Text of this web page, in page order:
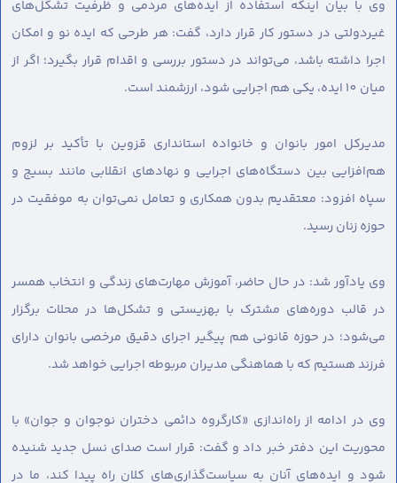
وی با بیان اینکه استفاده از ایده‌های مردمی و ظرفیت تشکل‌های
غیردولتی در دستور کار قرار دارد، گفت: هر طرحی که ایده نو و امکان
اجرا داشته باشد، می‌تواند در دستور بررسی و اقدام قرار بگیرد؛ اگر از
میان 10 ایده، یکی هم اجرایی شود، ارزشمند است.
مدیرکل امور بانوان و خانواده استانداری قزوین با تأکید بر لزوم
هم‌افزایی بین دستگاه‌های اجرایی و نهادهای انقلابی مانند بسیج و
سپاه افزود: معتقدیم بدون همکاری و تعامل نمی‌توان به موفقیت در
حوزه زنان رسید.
وی یادآور شد: در حال حاضر، آموزش مهارت‌های زندگی و انتخاب همسر
در قالب دوره‌های مشترک با بهزیستی و تشکل‌ها در محلات برگزار
می‌شود؛ در حوزه قانونی هم پیگیر اجرای دقیق مرخصی بانوان دارای
فرزند هستیم که با هماهنگی مدیران مربوطه اجرایی خواهد شد.
وی در ادامه از راه‌اندازی «کارگروه دائمی دختران نوجوان و جوان» با
محوریت این دفتر خبر داد و گفت: قرار است صدای نسل جدید شنیده
شود و ایده‌های آنان به سیاست‌گذاری‌های کلان راه پیدا کند، ما در